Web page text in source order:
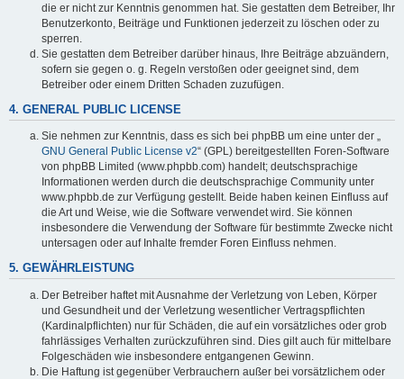
die er nicht zur Kenntnis genommen hat. Sie gestatten dem Betreiber, Ihr
Benutzerkonto, Beiträge und Funktionen jederzeit zu löschen oder zu
sperren.
Sie gestatten dem Betreiber darüber hinaus, Ihre Beiträge abzuändern,
sofern sie gegen o. g. Regeln verstoßen oder geeignet sind, dem
Betreiber oder einem Dritten Schaden zuzufügen.
4. GENERAL PUBLIC LICENSE
Sie nehmen zur Kenntnis, dass es sich bei phpBB um eine unter der „
GNU General Public License v2“ (GPL) bereitgestellten Foren-Software
von phpBB Limited (www.phpbb.com) handelt; deutschsprachige
Informationen werden durch die deutschsprachige Community unter
www.phpbb.de zur Verfügung gestellt. Beide haben keinen Einfluss auf
die Art und Weise, wie die Software verwendet wird. Sie können
insbesondere die Verwendung der Software für bestimmte Zwecke nicht
untersagen oder auf Inhalte fremder Foren Einfluss nehmen.
5. GEWÄHRLEISTUNG
Der Betreiber haftet mit Ausnahme der Verletzung von Leben, Körper
und Gesundheit und der Verletzung wesentlicher Vertragspflichten
(Kardinalpflichten) nur für Schäden, die auf ein vorsätzliches oder grob
fahrlässiges Verhalten zurückzuführen sind. Dies gilt auch für mittelbare
Folgeschäden wie insbesondere entgangenen Gewinn.
Die Haftung ist gegenüber Verbrauchern außer bei vorsätzlichem oder